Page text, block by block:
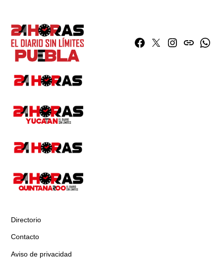
Facebook
TwitterInstagram
issuu
Directorio
Contacto
Aviso de privacidad